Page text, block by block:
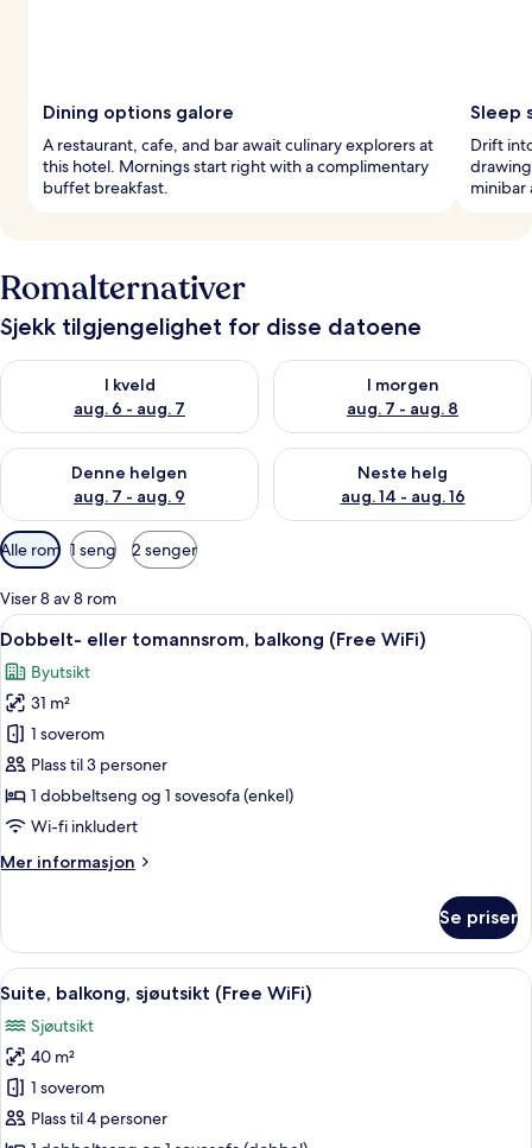
Dining options galore
A restaurant, cafe, and bar await culinary explorers at
this hotel. Mornings start right with a complimentary
buffet breakfast.
Sleep
Drift
minibar
Romalternativer
Sjekk tilgjengelighet for disse datoene
I kveld
aug. 6 - aug. 7
Sjekk tilgjengelighet for i kveld, aug. 6 - aug. 7
I morgen
aug. 7 - aug. 8
Sjekk tilgjengelighet for i
Denne helgen
aug. 7 - aug. 9
Sjekk tilgjengelighet for denne helgen, aug. 7 - aug. 9
Neste helg
aug. 14 - aug. 16
Sjekk tilgjengelighet for neste
Tilgjengelige
filtre
for
rom
Alle rom 1 seng 2 senger
Viser 8 av 8 rom
Åpne
alle
bildene
av
Dobbelt-
eller
tomannsrom,
balkong
WiFi)
Sengetøy av topp kvalitet, minibar,
8
Dobbelt- eller tomannsrom, balkong (Free WiFi)
Byutsikt
31 m²
1 soverom
Plass til 3 personer
1 dobbeltseng og 1 sovesofa (enkel)
Wi-fi inkludert
Mer informasjon
Mer
eller
tomannsrom,
balkong
WiFi)
Se priser
Åpne
alle
bildene
av
Suite,
balkong,
Suite, balkong, sjøutsikt (Free WiFi) |
10
Suite, balkong, sjøutsikt (Free WiFi)
Sjøutsikt
40 m²
1 soverom
Plass til 4 personer